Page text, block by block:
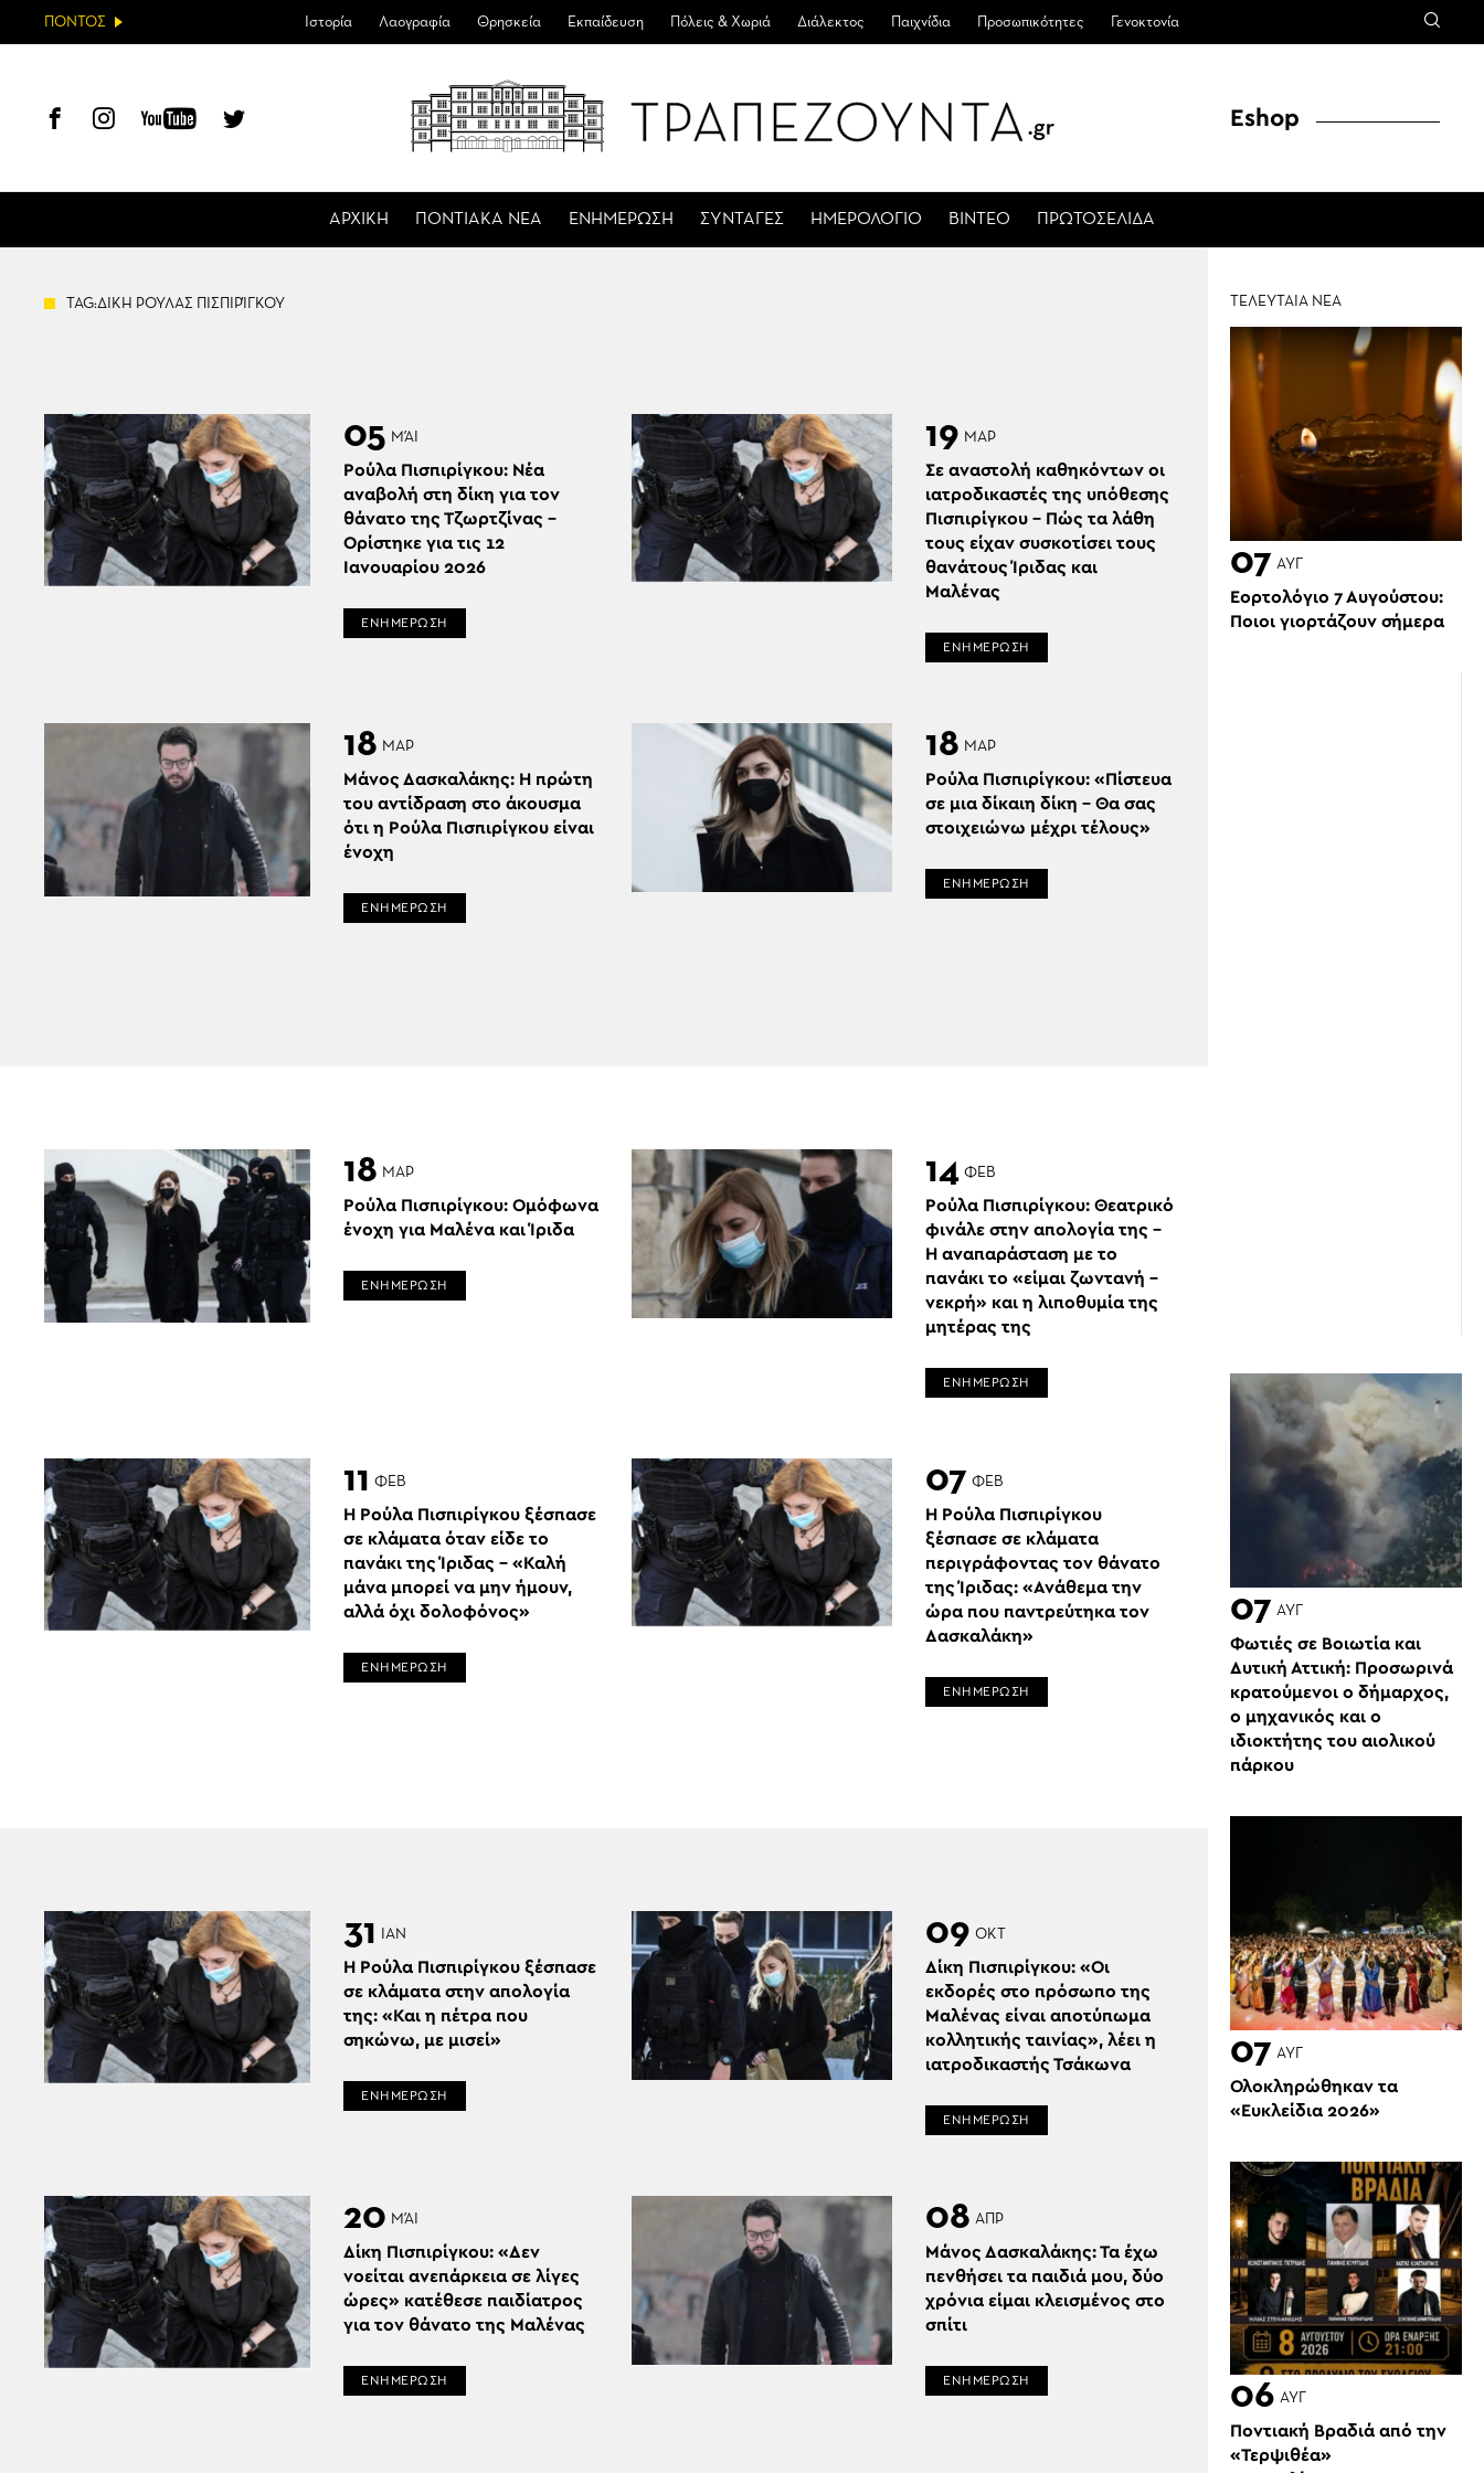
ΠΟΝΤΟΣ Ιστορία Λαογραφία Θρησκεία Εκπαίδευση Πόλεις & Χωριά Διάλεκτος Παιχνίδια Προσωπικότητες Γενοκτονία
ΑΡΧΙΚΗ ΠΟΝΤΙΑΚΑ ΝΕΑ ΕΝΗΜΕΡΩΣΗ ΣΥΝΤΑΓΕΣ ΗΜΕΡΟΛΟΓΙΟ ΒΙΝΤΕΟ ΠΡΩΤΟΣΕΛΙΔΑ
Eshop
TAG:ΔΙΚΗ ΡΟΥΛΑΣ ΠΙΣΠΙΡΊΓΚΟΥ
05 ΜΆΙ
Ρούλα Πισπιρίγκου: Νέα
αναβολή στη δίκη για τον
θάνατο της Τζωρτζίνας –
Ορίστηκε για τις 12
Ιανουαρίου 2026
ΕΝΗΜΕΡΩΣΗ
19 ΜΑΡ
Σε αναστολή καθηκόντων οι
ιατροδικαστές της υπόθεσης
Πισπιρίγκου – Πώς τα λάθη
τους είχαν συσκοτίσει τους
θανάτους Ίριδας και
Μαλένας
ΕΝΗΜΕΡΩΣΗ
18 ΜΑΡ
Μάνος Δασκαλάκης: Η πρώτη
του αντίδραση στο άκουσμα
ότι η Ρούλα Πισπιρίγκου είναι
ένοχη
ΕΝΗΜΕΡΩΣΗ
18 ΜΑΡ
Ρούλα Πισπιρίγκου: «Πίστευα
σε μια δίκαιη δίκη – Θα σας
στοιχειώνω μέχρι τέλους»
ΕΝΗΜΕΡΩΣΗ
18 ΜΑΡ
Ρούλα Πισπιρίγκου: Ομόφωνα
ένοχη για Μαλένα και Ίριδα
ΕΝΗΜΕΡΩΣΗ
14 ΦΕΒ
Ρούλα Πισπιρίγκου: Θεατρικό
φινάλε στην απολογία της –
Η αναπαράσταση με το
πανάκι το «είμαι ζωντανή –
νεκρή» και η λιποθυμία της
μητέρας της
ΕΝΗΜΕΡΩΣΗ
11 ΦΕΒ
Η Ρούλα Πισπιρίγκου ξέσπασε
σε κλάματα όταν είδε το
πανάκι της Ίριδας – «Καλή
μάνα μπορεί να μην ήμουν,
αλλά όχι δολοφόνος»
ΕΝΗΜΕΡΩΣΗ
07 ΦΕΒ
Η Ρούλα Πισπιρίγκου
ξέσπασε σε κλάματα
περιγράφοντας τον θάνατο
της Ίριδας: «Ανάθεμα την
ώρα που παντρεύτηκα τον
Δασκαλάκη»
ΕΝΗΜΕΡΩΣΗ
31 ΙΑΝ
Η Ρούλα Πισπιρίγκου ξέσπασε
σε κλάματα στην απολογία
της: «Και η πέτρα που
σηκώνω, με μισεί»
ΕΝΗΜΕΡΩΣΗ
09 ΟΚΤ
Δίκη Πισπιρίγκου: «Οι
εκδορές στο πρόσωπο της
Μαλένας είναι αποτύπωμα
κολλητικής ταινίας», λέει η
ιατροδικαστής Τσάκωνα
ΕΝΗΜΕΡΩΣΗ
20 ΜΆΙ
Δίκη Πισπιρίγκου: «Δεν
νοείται ανεπάρκεια σε λίγες
ώρες» κατέθεσε παιδίατρος
για τον θάνατο της Μαλένας
ΕΝΗΜΕΡΩΣΗ
08 ΑΠΡ
Μάνος Δασκαλάκης: Τα έχω
πενθήσει τα παιδιά μου, δύο
χρόνια είμαι κλεισμένος στο
σπίτι
ΕΝΗΜΕΡΩΣΗ
ΤΕΛΕΥΤΑΙΑ ΝΕΑ
07 ΑΥΓ
Εορτολόγιο 7 Αυγούστου:
Ποιοι γιορτάζουν σήμερα
07 ΑΥΓ
Φωτιές σε Βοιωτία και
Δυτική Αττική: Προσωρινά
κρατούμενοι ο δήμαρχος,
ο μηχανικός και ο
ιδιοκτήτης του αιολικού
πάρκου
07 ΑΥΓ
Ολοκληρώθηκαν τα
«Ευκλείδια 2026»
06 ΑΥΓ
Ποντιακή Βραδιά από την
«Τερψιθέα»